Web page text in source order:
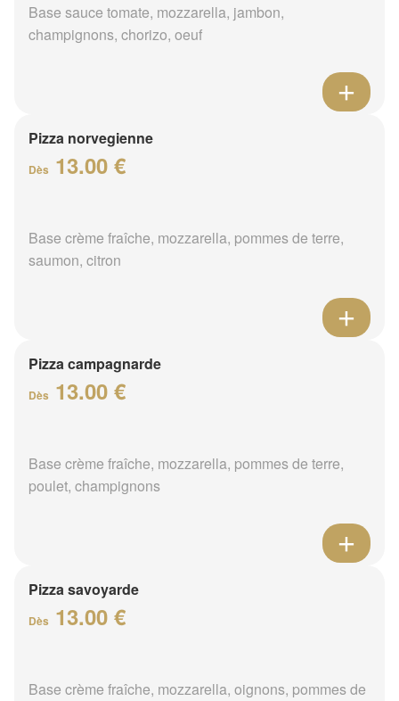
Base sauce tomate, mozzarella, jambon,
champignons, chorizo, oeuf
Pizza norvegienne
Dès 13.00 €
Base crème fraîche, mozzarella, pommes de terre,
saumon, citron
Pizza campagnarde
Dès 13.00 €
Base crème fraîche, mozzarella, pommes de terre,
poulet, champignons
Pizza savoyarde
Dès 13.00 €
Base crème fraîche, mozzarella, oignons, pommes de